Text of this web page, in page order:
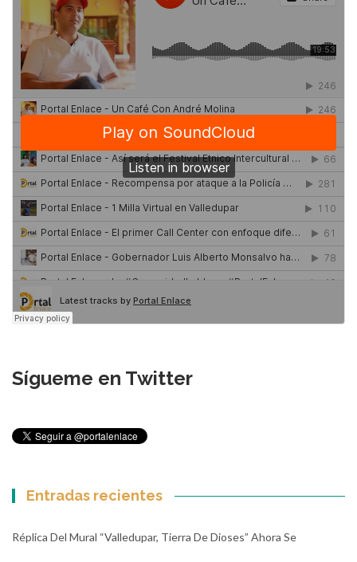
Sígueme en Twitter
Entradas recientes
Réplica Del Mural “Valledupar, Tierra De Dioses” Ahora Se